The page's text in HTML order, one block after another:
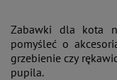
Zabawki dla kota
pomyśleć o
grzebienie czy
pupila.